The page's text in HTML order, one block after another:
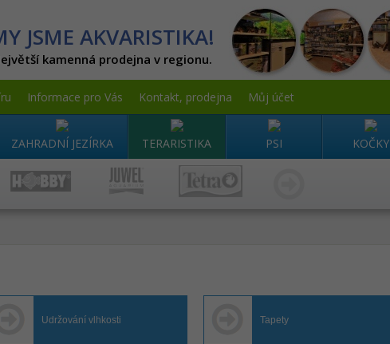
JSME AKVARISTIKA!
kamenná prodejna v regionu.
Informace pro Vás Kontakt, prodejna Můj účet
ZAHRADNÍ JEZÍRKA TERARISTIKA PSI KOČKY
Udržování vlhkosti Tapety